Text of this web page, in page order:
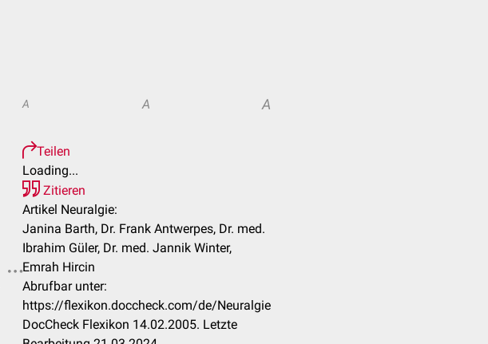
A A A
Teilen
Loading...
Zitieren
Artikel Neuralgie:
Janina Barth, Dr. Frank Antwerpes, Dr. med.
Ibrahim Güler, Dr. med. Jannik Winter,
Emrah Hircin
Abrufbar unter:
https://flexikon.doccheck.com/de/Neuralgie
DocCheck Flexikon 14.02.2005. Letzte